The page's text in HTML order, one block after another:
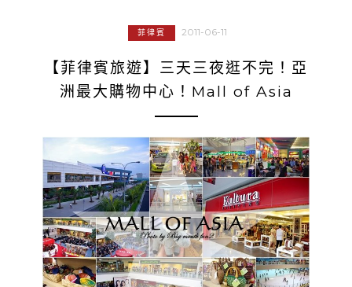
菲律賓 2011-06-11
【菲律賓旅遊】三天三夜逛不完！亞
洲最大購物中心！Mall of Asia